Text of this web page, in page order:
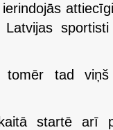
Latvijas
tad
startē arī